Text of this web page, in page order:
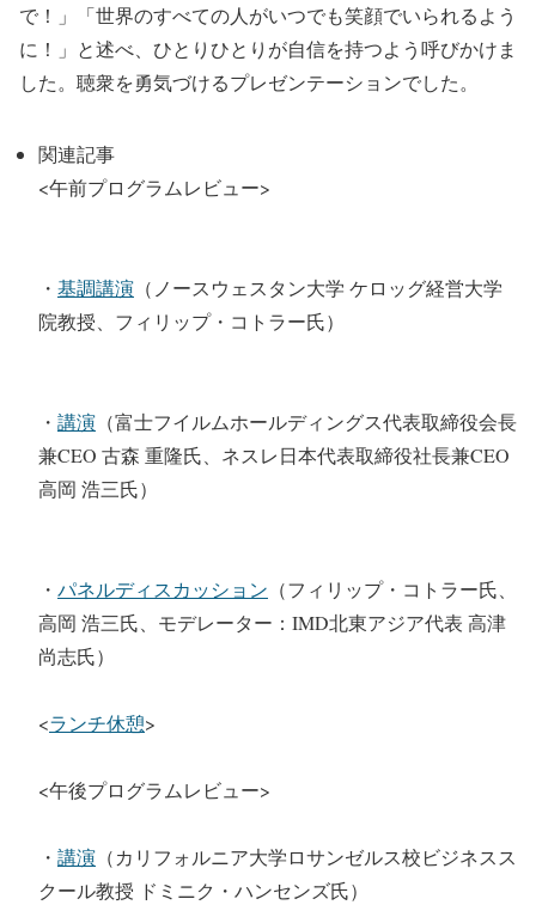
で！」「世界のすべての人がいつでも笑顔でいられるよう
に！」と述べ、ひとりひとりが自信を持つよう呼びかけま
した。聴衆を勇気づけるプレゼンテーションでした。
関連記事
<午前プログラムレビュー>
・ 基調講演 （ノースウェスタン大学 ケロッグ経営大学
院教授、フィリップ・コトラー氏）
・ 講演 （富士フイルムホールディングス代表取締役会長
兼CEO 古森 重隆氏、ネスレ日本代表取締役社長兼CEO
高岡 浩三氏）
・ パネルディスカッション （フィリップ・コトラー氏、
高岡 浩三氏、モデレーター：IMD北東アジア代表 高津
尚志氏）
<ランチ休憩>
<午後プログラムレビュー>
・ 講演 （カリフォルニア大学ロサンゼルス校ビジネスス
クール教授 ドミニク・ハンセンズ氏）